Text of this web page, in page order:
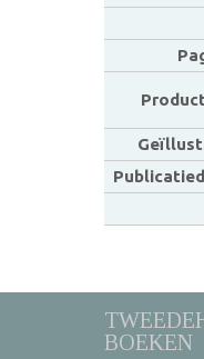
BOEKEN